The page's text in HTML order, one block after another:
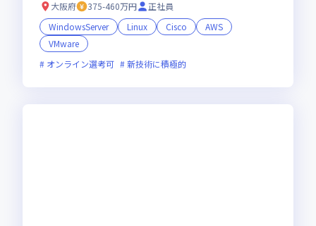
大阪府 375-460万円
正社員
WindowsServer
Linux Cisco
AWS
VMware
オンライン選考可
新技術に積極的